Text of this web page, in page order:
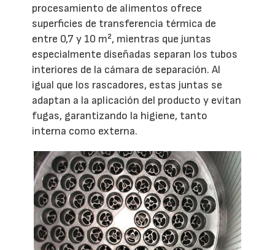
procesamiento de alimentos ofrece
superficies de transferencia térmica de
entre 0,7 y 10 m², mientras que juntas
especialmente diseñadas separan los tubos
interiores de la cámara de separación. Al
igual que los rascadores, estas juntas se
adaptan a la aplicación del producto y evitan
fugas, garantizando la higiene, tanto
interna como externa.